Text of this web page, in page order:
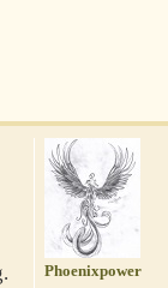
Phoenixpower